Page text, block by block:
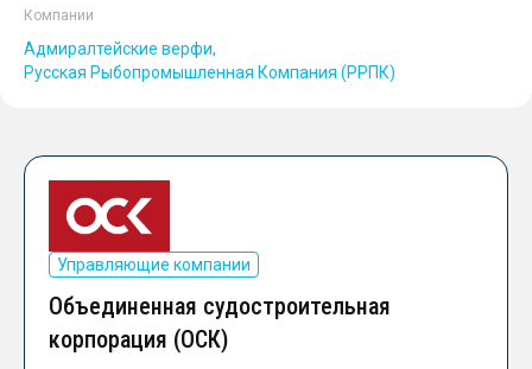
Компании
Адмиралтейские верфи
Русская Рыбопромышленная Компания (РРПК)
Управляющие компании
Объединенная судостроительная
корпорация (ОСК)